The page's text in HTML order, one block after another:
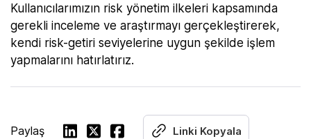
Kullanıcılarımızın risk yönetim ilkeleri kapsamında
gerekli inceleme ve araştırmayı gerçekleştirerek,
kendi risk-getiri seviyelerine uygun şekilde işlem
yapmalarını hatırlatırız.
Paylaş Linki Kopyala